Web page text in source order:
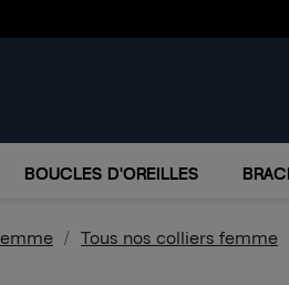
BOUCLES D'OREILLES
Tous nos colliers femme